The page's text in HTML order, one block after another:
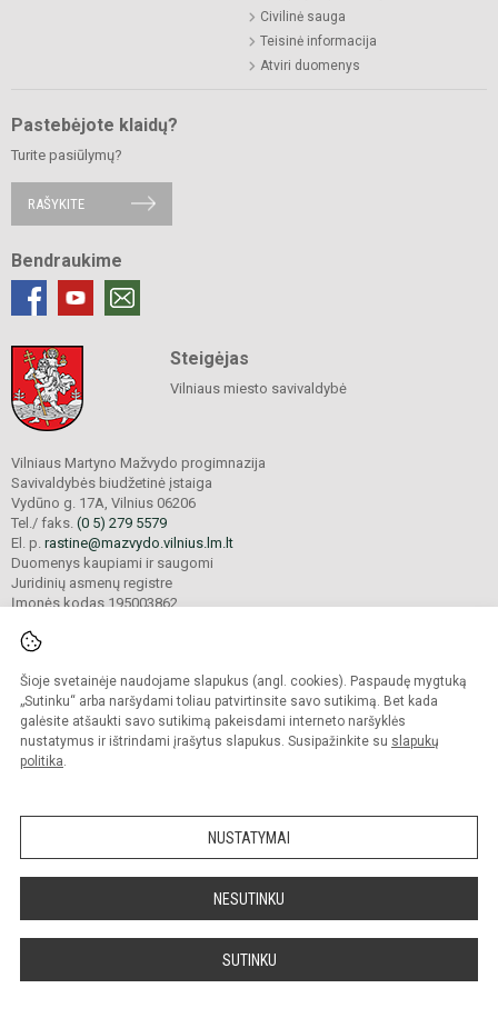
Šioje svetainėje naudojame slapukus (angl. cookies). Paspaudę mygtuką
„Sutinku“ arba naršydami toliau patvirtinsite savo sutikimą. Bet kada
galėsite atšaukti savo sutikimą pakeisdami interneto naršyklės
nustatymus ir ištrindami įrašytus slapukus. Susipažinkite su slapukų
politika.
NUSTATYMAI
NESUTINKU
SUTINKU
Civilinė sauga
Teisinė informacija
Atviri duomenys
Pastebėjote klaidų?
Turite pasiūlymų?
RAŠYKITE
Bendraukime
Steigėjas
Vilniaus miesto savivaldybė
Vilniaus Martyno Mažvydo progimnazija
Savivaldybės biudžetinė įstaiga
Vydūno g. 17A, Vilnius 06206
Tel./ faks. (0 5) 279 5579
El. p. rastine@mazvydo.vilnius.lm.lt
Duomenys kaupiami ir saugomi
Juridinių asmenų registre
Įmonės kodas 195003862
© 2022. Vilniaus Martyno Mažvydo progimnazija. Visos teisės saugomos.
Kopijuoti turinį be raštiško įstaigos administracijos sutikimo griežtai draudžiama.
Prieinamumo paraiška Slapukų valdymas
Sumanus būdas atnaujinti